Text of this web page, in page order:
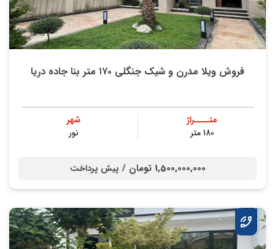
فروش ویلا مدرن و شیک جنگلی ۱۷۰ متر بنا جاده دریا
متــــراژ
180 متر
شهر
نور
1,500,000,000 تومان / پیش پرداخت